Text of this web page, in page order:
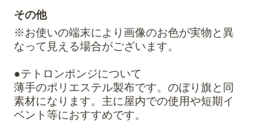
その他
※お使いの端末により画像のお色が実物と異
なって見える場合がございます。
●テトロンポンジについて
薄手のポリエステル製布です。のぼり旗と同
素材になります。主に屋内での使用や短期イ
ベント等におすすめです。